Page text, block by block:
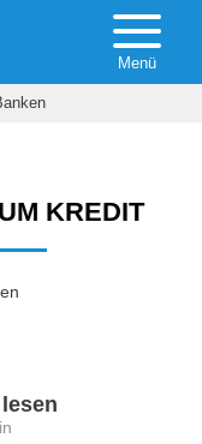
KREDIT